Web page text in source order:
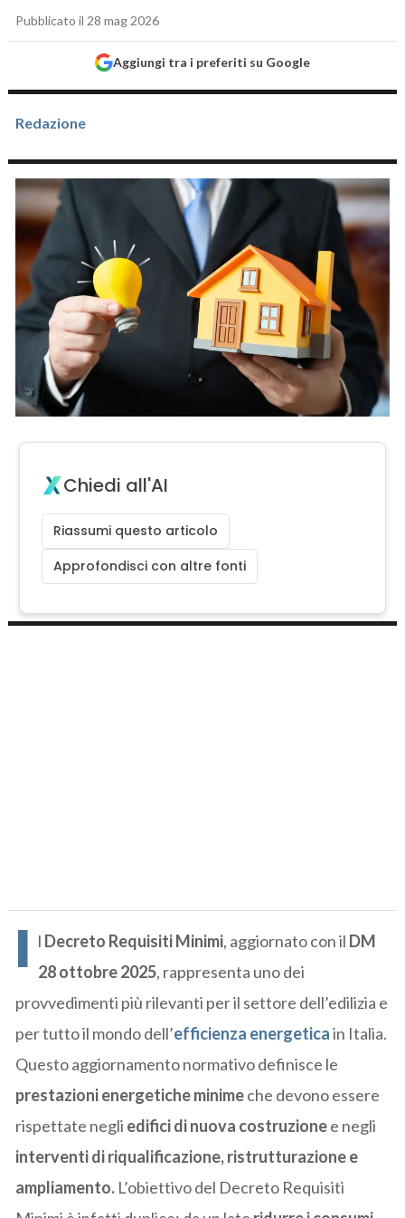
Pubblicato il 28 mag 2026
Aggiungi tra i preferiti su Google
Redazione
Chiedi all'AI
Riassumi questo articolo
Approfondisci con altre fonti
I l Decreto Requisiti Minimi, aggiornato con il DM
28 ottobre 2025, rappresenta uno dei
provvedimenti più rilevanti per il settore dell’edilizia e
per tutto il mondo dell’efficienza energeticain Italia.
Questo aggiornamento normativo definisce le
prestazioni energetiche minimeche devono essere
rispettate negli edifici di nuova costruzionee negli
interventi di riqualificazione, ristrutturazione e
ampliamento. L’obiettivo del Decreto Requisiti